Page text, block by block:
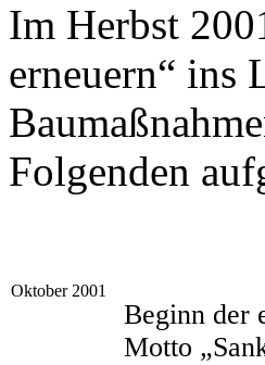
Im Herbst
erneuern“ ins
Folgenden
Oktober 2001
Beginn der
Motto